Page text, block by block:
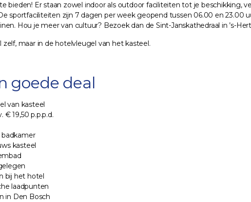
bieden! Er staan zowel indoor als outdoor faciliteiten tot je beschikking,
sportfaciliteiten zijn 7 dagen per week geopend tussen 06.00 en 23.00
Hou je meer van cultuur? Bezoek dan de Sint-Janskathedraal in ’s-
maar in de hotelvleugel van het kasteel.
goede deal
van kasteel
19,50 p.p.p.d.
badkamer
kasteel
bij het hotel
laadpunten
in Den Bosch